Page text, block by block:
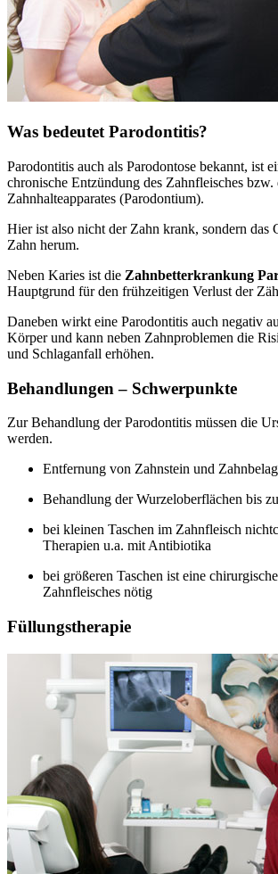
Was bedeutet Parodontitis?
Parodontitis auch als Parodontose bekannt, ist
chronische Entzündung des Zahnfleisches bzw.
Zahnhalteapparates (Parodontium).
Hier ist also nicht der Zahn krank, sondern das
Zahn herum.
Neben Karies ist die Zahnbetterkrankung
Hauptgrund für den frühzeitigen Verlust der
Daneben wirkt eine Parodontitis auch negativ
Körper und kann neben Zahnproblemen die
und Schlaganfall erhöhen.
Behandlungen – Schwerpunkte
Zur Behandlung der Parodontitis müssen die
werden.
Entfernung von Zahnstein und Zahnbelag
Behandlung der Wurzeloberflächen bis
bei kleinen Taschen im Zahnfleisch
Therapien u.a. mit Antibiotika
bei größeren Taschen ist eine
Zahnfleisches nötig
Füllungstherapie